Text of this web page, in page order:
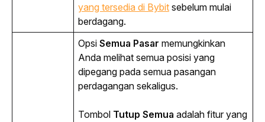
yang tersedia di Bybit sebelum mulai
berdagang.
Opsi Semua Pasar memungkinkan
Anda melihat semua posisi yang
dipegang pada semua pasangan
perdagangan sekaligus.
Tombol Tutup Semua adalah fitur yang